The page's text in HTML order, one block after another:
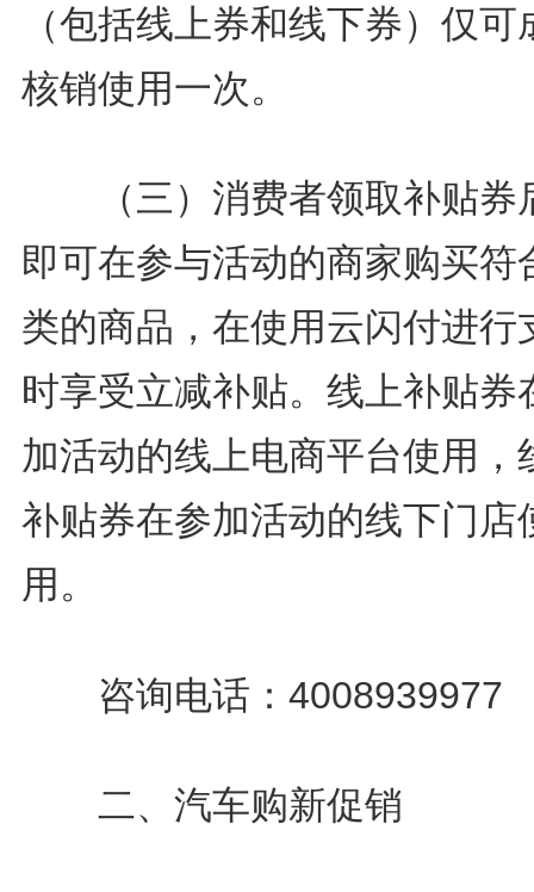
（包括线上券和线下券）仅可
核销使用一次。
（三）消费者领取补贴券
即可在参与活动的商家购买符
类的商品，在使用云闪付进行
时享受立减补贴。线上补贴券
加活动的线上电商平台使用，
补贴券在参加活动的线下门店
用。
咨询电话：4008939977
二、汽车购新促销